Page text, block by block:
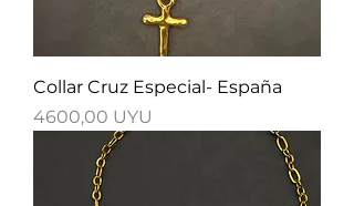
Collar Cruz Especial- España
Precio
4600,00 UYU